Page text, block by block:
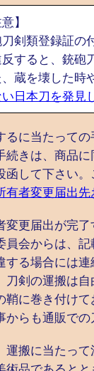
】
剣類登録証の
反すると、銃砲
、蔵を壊した時
日本刀を発見
るに当たって
続きは、商品
函して下さい。
有者変更届出先
変更届出が完了
員会からは、
する場合には
刀剣の運搬は
鞘に巻き付けて
からも通販で
運搬に当たって